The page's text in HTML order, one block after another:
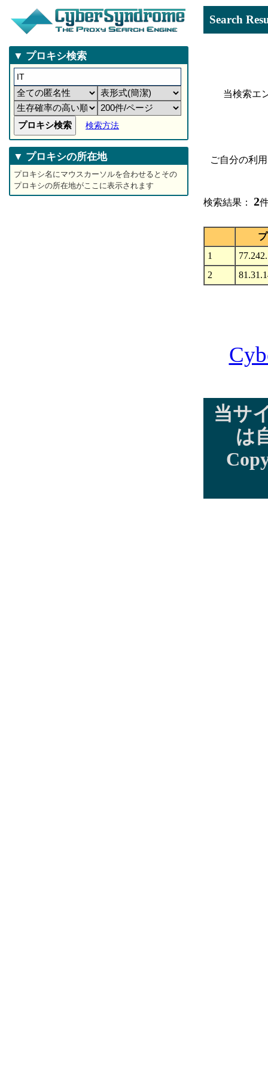
▼ プロキシ検索
検索方法
▼ プロキシの所在地
プロキシ名にマウスカーソルを合わせるとその
プロキシの所在地がここに表示されます
Search
当検索エ
ご自分の利
検索結果： 2
1
2
当サ
は